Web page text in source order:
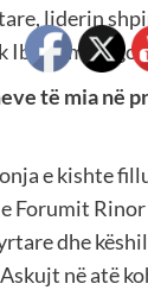
liderin
Ibrahim
të mia në
e kishte
Forumit Rinor
dhe
në atë